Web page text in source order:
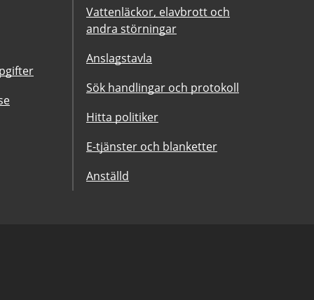
Vattenläckor, elavbrott och
andra störningar
Anslagstavla
Sök handlingar och protokoll
Hitta politiker
E-tjänster och blanketter
Anställd